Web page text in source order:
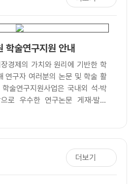
학술연구지원 안내
경제의 가치와 원리에 기반한 학
연구자 여러분의 논문 및 학술 활
술연구지원사업은 국내외 석·박
로 우수한 연구논문 게재·발표
학위논문(Track 2)에 대해 소정
은 발표한 법학, 행정학·정책학, 경
내외 연구자(석·박사급, 교수 포
더보기